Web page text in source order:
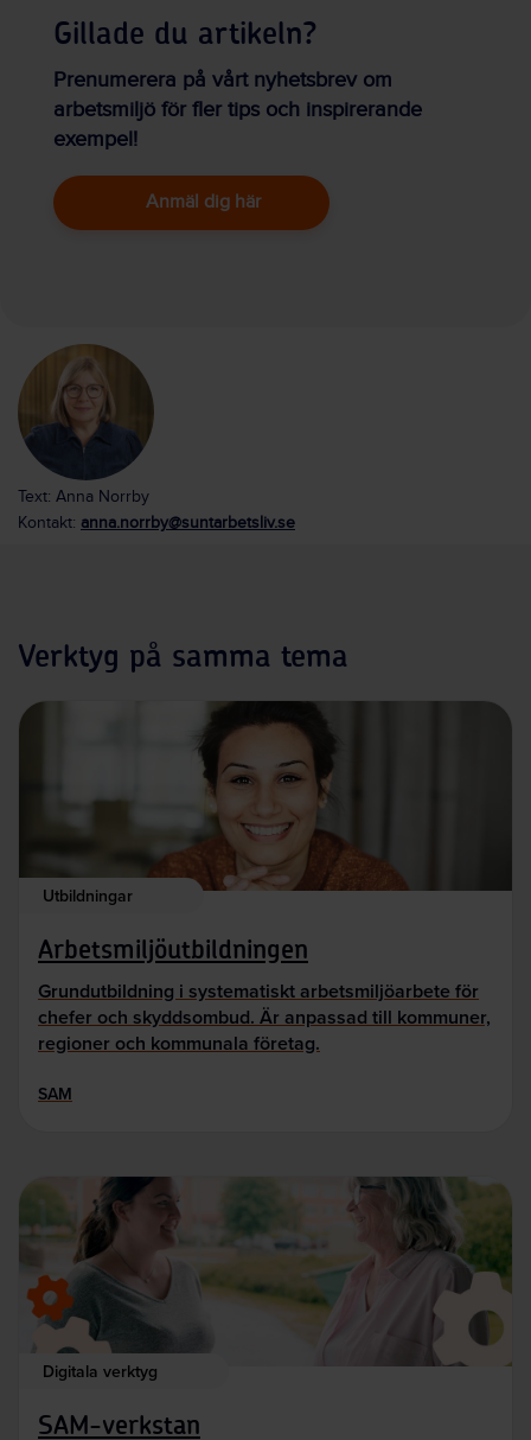
Gillade du artikeln?
Prenumerera på vårt nyhetsbrev om
arbetsmiljö för fler tips och inspirerande
exempel!
Anmäl dig här
Text: Anna Norrby
Kontakt: anna.norrby@suntarbetsliv.se
Verktyg på samma tema
Utbildningar
Arbetsmiljöutbildningen
Grundutbildning i systematiskt arbetsmiljöarbete för
chefer och skyddsombud. Är anpassad till kommuner,
regioner och kommunala företag.
SAM
Digitala verktyg
SAM-verkstan